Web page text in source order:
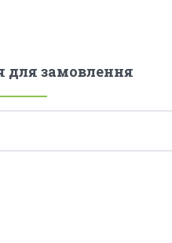
для замовлення